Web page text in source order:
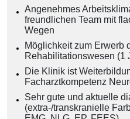
Angenehmes
freundlichen Team mit
Wegen
Möglichkeit zum Erwerb
Rehabilitationswesen (1
Die Klinik ist
Facharztkompetenz
Sehr gute und aktuelle
(extra-/transkranielle